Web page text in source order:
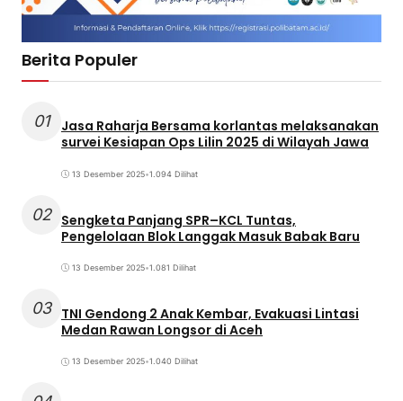
Berita Populer
01
Jasa Raharja Bersama korlantas melaksanakan
survei Kesiapan Ops Lilin 2025 di Wilayah Jawa
13 Desember 2025•1.094 Dilihat
02 Sengketa Panjang SPR–KCL Tuntas,
Pengelolaan Blok Langgak Masuk Babak Baru
13 Desember 2025•1.081 Dilihat
03 TNI Gendong 2 Anak Kembar, Evakuasi Lintasi
Medan Rawan Longsor di Aceh
13 Desember 2025•1.040 Dilihat